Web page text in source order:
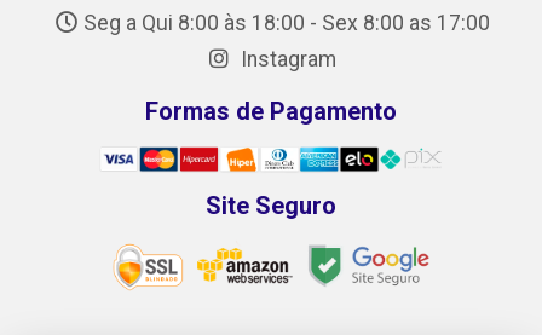
Seg a Qui 8:00 às 18:00 - Sex 8:00 as 17:00
Instagram
Formas de Pagamento
Site Seguro